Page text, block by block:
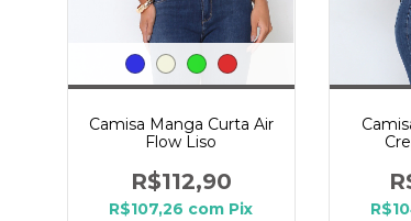
Camisa Manga Curta Air
Flow Liso
R$112,90
R$107,26 com Pix